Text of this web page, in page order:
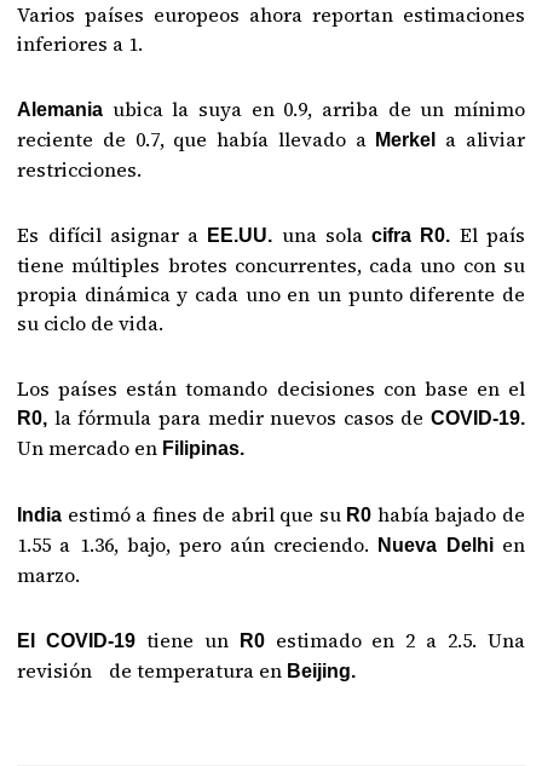
Varios países europeos ahora reportan estimaciones
inferiores a 1.
Alemania ubica la suya en 0.9, arriba de un mínimo
reciente de 0.7, que había llevado a Merkel a aliviar
restricciones.
Es difícil asignar a EE.UU. una solacifra R0. El país
tiene múltiples brotes concurrentes, cada uno con su
propia dinámica y cada uno en un punto diferente de
su ciclo de vida.
Los países están tomando decisiones con base en el
R0, la fórmula para medir nuevos casos de COVID-19.
Un mercado en Filipinas.
India estimó a fines de abril que su R0 había bajado de
1.55 a 1.36, bajo, pero aún creciendo.
Nueva Delhi en
marzo.
El COVID-19 tiene un R0 estimado en 2 a 2.5. Una
revisión de temperatura en Beijing.